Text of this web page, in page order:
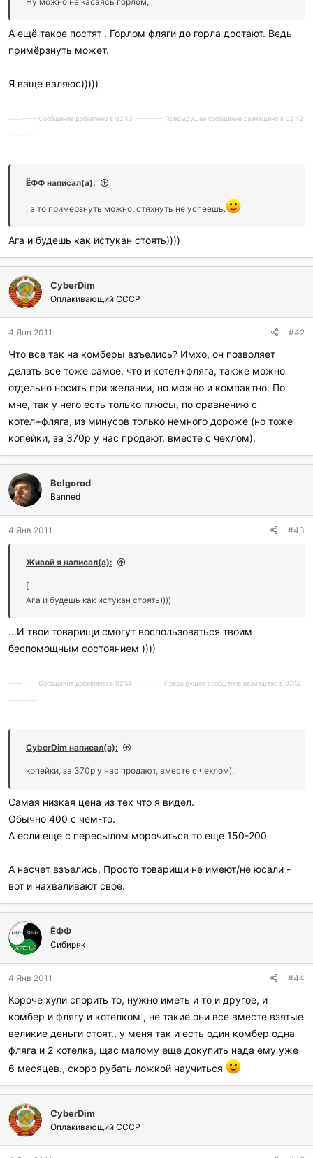
А ещё такое постят . Горлом фляги до горла достают. Ведь
примёрзнуть может.
Я ваще валяюс)))))
---------- Сообщение добавлено в 02:43 ---------- Предыдущее сообщение размещено в 02:42
----------
ЁФФ написал(а):
, а то примерзнуть можно, стяхнуть не успеешь.
Ага и будешь как истукан стоять))))
CyberDim
Оплакивающий СССР
4 Янв 2011 #42
Что все так на комберы взъелись? Имхо, он позволяет
делать все тоже самое, что и котел+фляга, также можно
отдельно носить при желании, но можно и компактно. По
мне, так у него есть только плюсы, по сравнению с
котел+фляга, из минусов только немного дороже (но тоже
копейки, за 370р у нас продают, вместе с чехлом).
Belgorod
Banned
4 Янв 2011 #43
Живой я написал(а):
[
Ага и будешь как истукан стоять))))
...И твои товарищи смогут воспользоваться твоим
беспомощным состоянием ))))
---------- Сообщение добавлено в 02:54 ---------- Предыдущее сообщение размещено в 02:52
----------
CyberDim написал(а):
копейки, за 370р у нас продают, вместе с чехлом).
Самая низкая цена из тех что я видел.
Обычно 400 с чем-то.
А если еще с пересылом морочиться то еще 150-200
А насчет взъелись. Просто товарищи не имеют/не юсали -
вот и нахваливают свое.
ЁФФ
Сибиряк
4 Янв 2011 #44
Короче хули спорить то, нужно иметь и то и другое, и
комбер и флягу и котелком , не такие они все вместе взятые
великие деньги стоят., у меня так и есть один комбер одна
фляга и 2 котелка, щас малому еще докупить нада ему уже
6 месяцев., скоро рубать ложкой научиться
CyberDim
Оплакивающий СССР